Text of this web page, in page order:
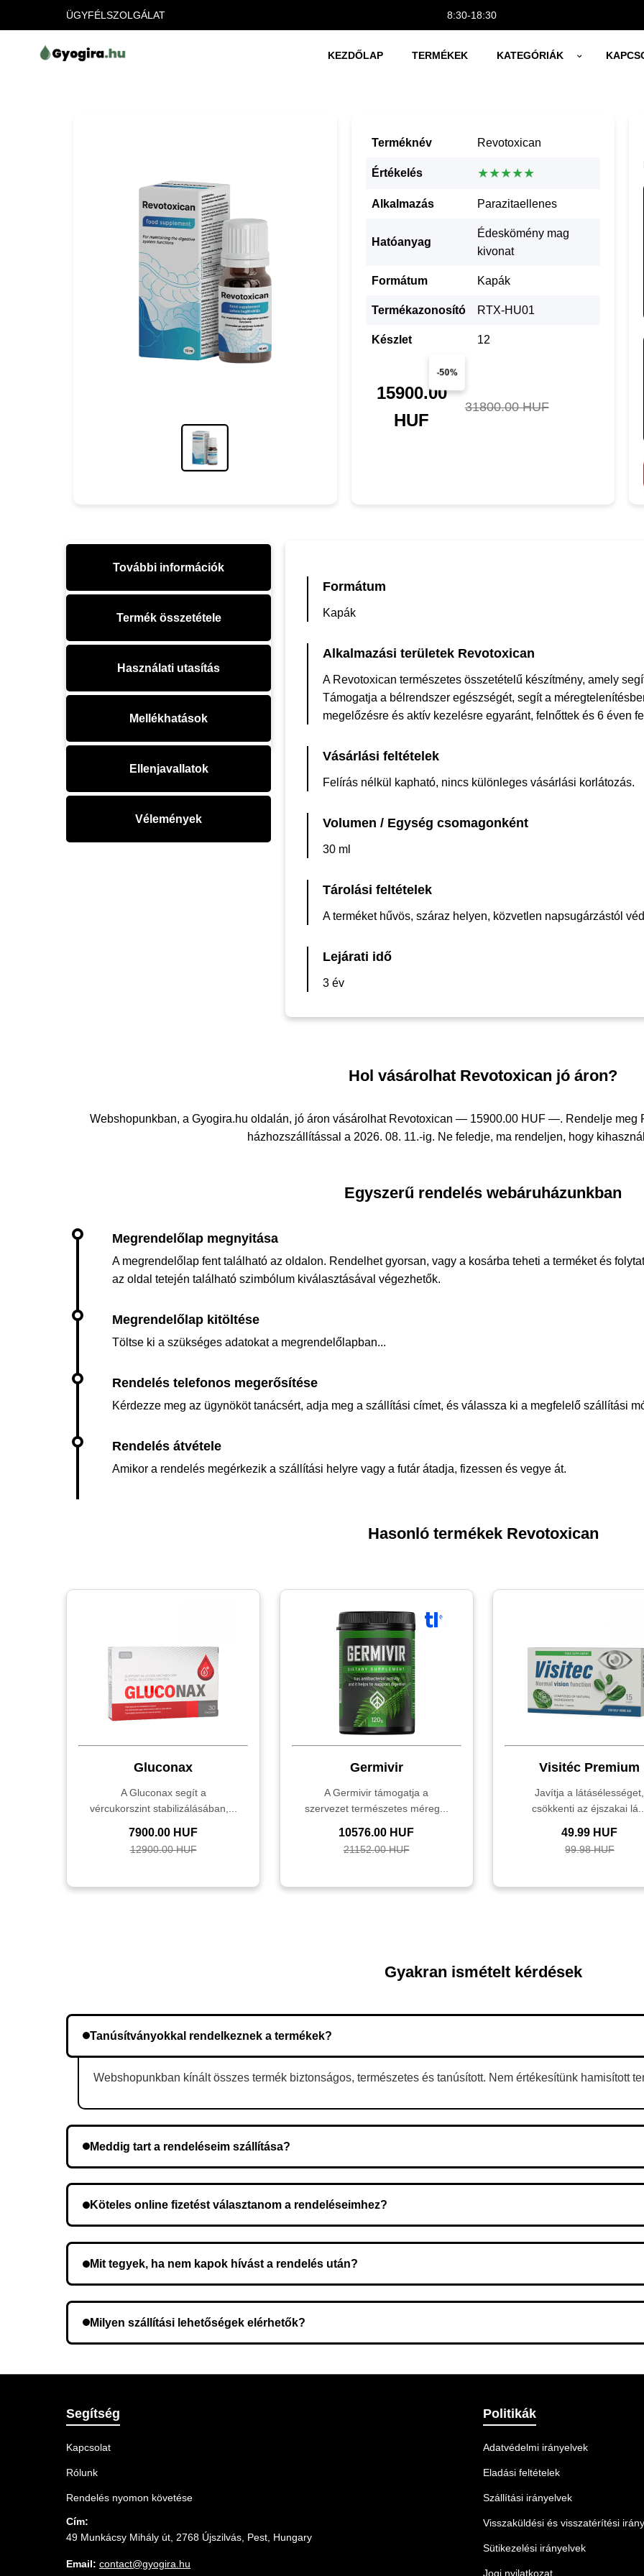
ÜGYFÉLSZOLGÁLAT 8:30-18:30
KEZDŐLAP TERMÉKEK KATEGÓRIÁK
Terméknév Revotoxican
Értékelés ★★★★★
Alkalmazás Parazitaellenes
Hatóanyag
Édeskömény mag
kivonat
Formátum Kapák
Termékazonosító RTX-HU01
Készlet 12
-50%
15900.00
HUF
31800.00 HUF
További információk
Termék összetétele
Használati utasítás
Mellékhatások
Ellenjavallatok
Vélemények
Formátum
Kapák
Alkalmazási területek Revotoxican
A Revotoxican természetes összetételű készítmény, amely
Támogatja a bélrendszer egészségét, segít a
megelőzésre és aktív kezelésre egyaránt, felnőttek és 6 éven
Vásárlási feltételek
Felírás nélkül kapható, nincs különleges vásárlási korlátozás.
Volumen / Egység csomagonként
30 ml
Tárolási feltételek
A terméket hűvös, száraz helyen, közvetlen napsugárzástól
Lejárati idő
3 év
Hol vásárolhat Revotoxican jó áron?
Webshopunkban, a Gyogira.hu oldalán, jó áron vásárolhat Revotoxican — 15900.00 HUF —. Rendelje meg
házhozszállítással a 2026. 08. 11.-ig. Ne feledje, ma rendeljen, hogy
Egyszerű rendelés webáruházunkban
A megrendelőlap fent található az oldalon. Rendelhet gyorsan, vagy a kosárba teheti a terméket és
az oldal tetején található szimbólum kiválasztásával végezhetők.
Töltse ki a szükséges adatokat a megrendelőlapban...
Kérdezze meg az ügynököt tanácsért, adja meg a szállítási címet, és válassza ki a megfelelő szállítási
Amikor a rendelés megérkezik a szállítási helyre vagy a futár átadja, fizessen és vegye át.
Hasonló termékek Revotoxican
Gluconax
A Gluconax segít a
vércukorszint stabilizálásában,...
7900.00 HUF
12900.00 HUF
Germivir
A Germivir támogatja a
szervezet természetes méreg...
10576.00 HUF
21152.00 HUF
Visitéc Premium
Javítja a látásélességet,
csökkenti az éjszakai lá...
49.99 HUF
99.98 HUF
Gyakran ismételt kérdések
Tanúsítványokkal rendelkeznek a termékek?
Webshopunkban kínált összes termék biztonságos, természetes és tanúsított. Nem értékesítünk hamisított
Meddig tart a rendeléseim szállítása?
Köteles online fizetést választanom a rendeléseimhez?
Mit tegyek, ha nem kapok hívást a rendelés után?
Milyen szállítási lehetőségek elérhetők?
Segítség
Kapcsolat
Rólunk
Rendelés nyomon követése
Cím:
49 Munkácsy Mihály út, 2768 Újszilvás, Pest, Hungary
Email: contact@gyogira.hu
Politikák
Adatvédelmi irányelvek
Eladási feltételek
Szállítási irányelvek
Visszaküldési és visszatérítési
Sütikezelési irányelvek
Jogi nyilatkozat